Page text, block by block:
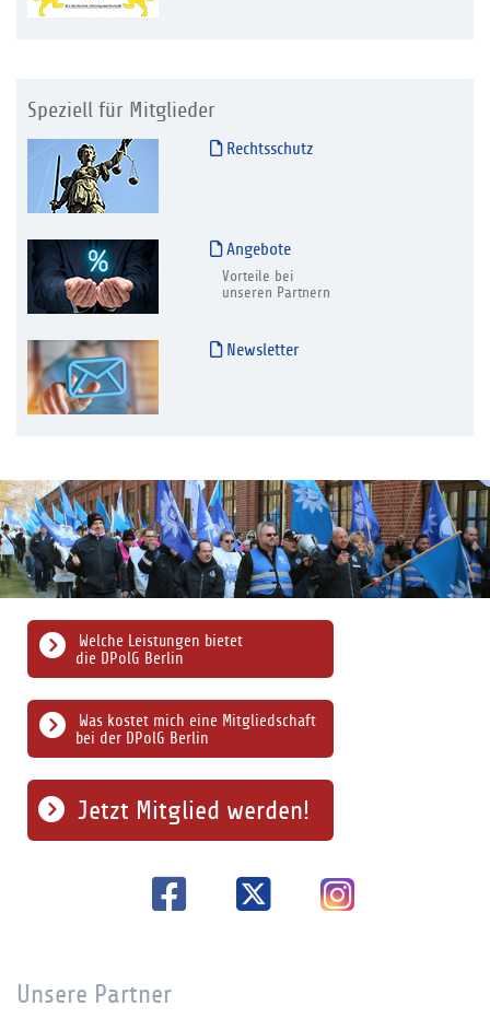
Speziell für Mitglieder
Rechtsschutz
Angebote
Vorteile bei
unseren Partnern
Newsletter
Was kostet mich eine Mitgliedschaft
bei der DPolG Berlin
Welche Leistungen bietet
die DPolG Berlin
Jetzt Mitglied werden!
Unsere Partner